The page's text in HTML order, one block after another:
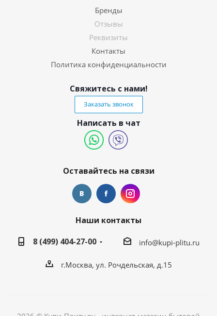
Бренды
Отзывы
Реквизиты
Контакты
Политика конфиденциальности
Свяжитесь с нами!
Заказать звонок
Написать в чат
Оставайтесь на связи
Наши контакты
8 (499) 404-27-00
info@kupi-plitu.ru
г.Москва, ул. Рочдельская, д.15